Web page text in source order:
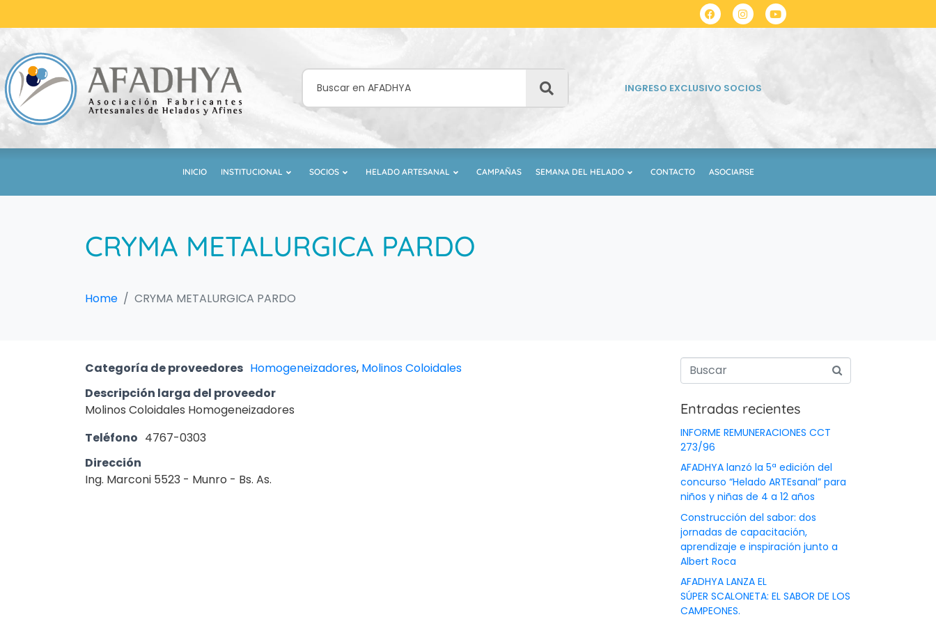
INGRESO EXCLUSIVO SOCIOS
INICIO INSTITUCIONAL SOCIOS HELADO ARTESANAL CAMPAÑAS SEMANA DEL HELADO CONTACTO ASOCIARSE
CRYMA METALURGICA PARDO
Home CRYMA METALURGICA PARDO
Categoría de proveedores Homogeneizadores, Molinos Coloidales
Descripción larga del proveedor
Molinos Coloidales Homogeneizadores
Teléfono 4767-0303
Dirección
Ing. Marconi 5523 - Munro - Bs. As.
Entradas recientes
INFORME REMUNERACIONES CCT
273/96
AFADHYA lanzó la 5ª edición del
concurso “Helado ARTEsanal” para
niños y niñas de 4 a 12 años
Construcción del sabor: dos
jornadas de capacitación,
aprendizaje e inspiración junto a
Albert Roca
AFADHYA LANZA EL
SÚPER SCALONETA: EL SABOR DE LOS
CAMPEONES.
INSTITUCIONAL